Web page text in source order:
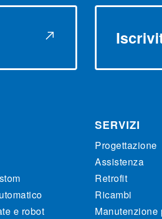
e robot
SERVIZI
Progettazione
Assistenza
Retrofit
Ricambi
Manutenzione